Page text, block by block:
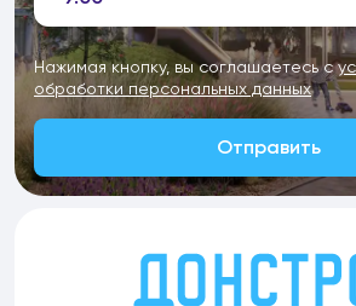
Нажимая кнопку, вы соглашаетесь с
обработки персональных данных
Отправить